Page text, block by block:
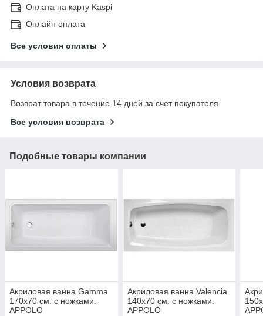
Оплата на карту Kaspi
Онлайн оплата
Все условия оплаты
Условия возврата
Возврат товара в течение 14 дней за счет покупателя
Все условия возврата
Подобные товары компании
Акриловая ванна Gamma
170х70 см. с ножками.
APPOLO
Акриловая ванна Valencia
140х70 см. с ножками.
APPOLO